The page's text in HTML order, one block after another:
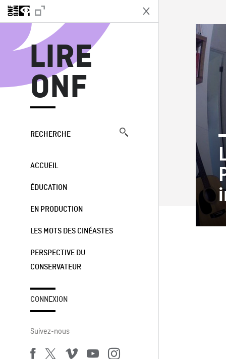
LIRE
ONF
RECHERCHE
ACCUEIL
ÉDUCATION
EN PRODUCTION
LES MOTS DES CINÉASTES
PERSPECTIVE DU
CONSERVATEUR
CONNEXION
Suivez-nous